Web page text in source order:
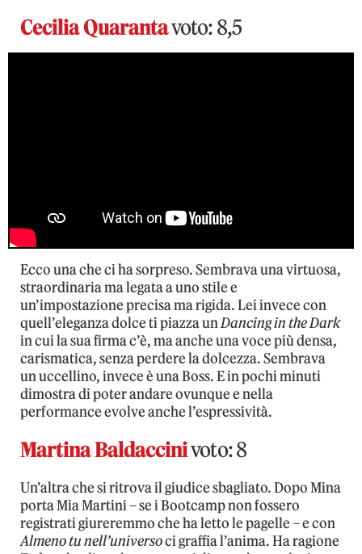
Cecilia Quarantavoto: 8,5
Ecco una che ci ha sorpreso. Sembrava una virtuosa,
straordinaria ma legata a uno stile e
un’impostazione precisa ma rigida. Lei invece con
quell’eleganza dolce ti piazza unDancing in the Dark
in cui la sua firma c’è, ma anche una voce più densa,
carismatica, senza perdere la dolcezza. Sembrava
un uccellino, invece è una Boss. E in pochi minuti
dimostra di poter andare ovunque e nella
performance evolve anche l’espressività.
Martina Baldaccinivoto: 8
Un’altra che si ritrova il giudice sbagliato. Dopo Mina
porta Mia Martini – se i Bootcamp non fossero
registrati giureremmo che ha letto le pagelle – e con
Almeno tu nell’universoci graffia l’anima. Ha ragione